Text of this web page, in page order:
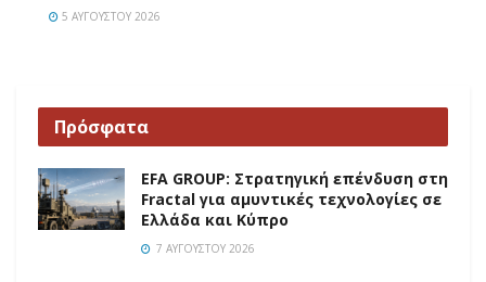
5 ΑΥΓΟΎΣΤΟΥ 2026
Πρόσφατα
EFA GROUP: Στρατηγική επένδυση στη
Fractal για αμυντικές τεχνολογίες σε
Ελλάδα και Κύπρο
7 ΑΥΓΟΎΣΤΟΥ 2026